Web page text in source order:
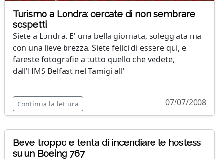
Turismo a Londra: cercate di non sembrare
sospetti
Siete a Londra. E' una bella giornata, soleggiata ma
con una lieve brezza. Siete felici di essere qui, e
fareste fotografie a tutto quello che vedete,
dall'HMS Belfast nel Tamigi all'
Continua la lettura 07/07/2008
Beve troppo e tenta di incendiare le hostess
su un Boeing 767